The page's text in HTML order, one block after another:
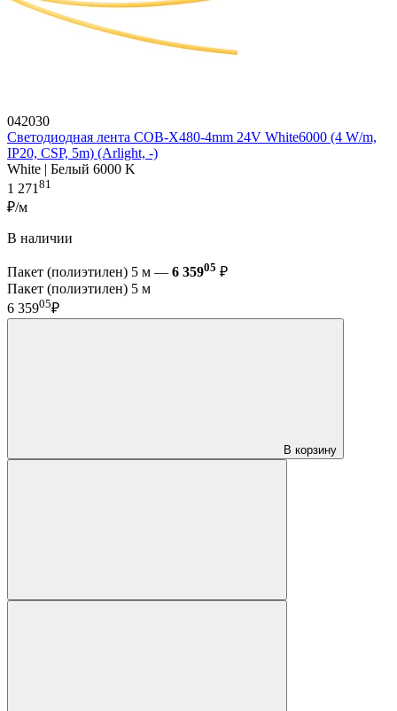
042030
Светодиодная лента COB-X480-4mm 24V White6000 (4 W/m,
IP20, CSP, 5m) (Arlight, -)
White | Белый 6000 K
1 271 81
₽/м
В наличии
Пакет (полиэтилен) 5 м — 6 35905 ₽
Пакет (полиэтилен) 5 м
6 35905₽
В корзину